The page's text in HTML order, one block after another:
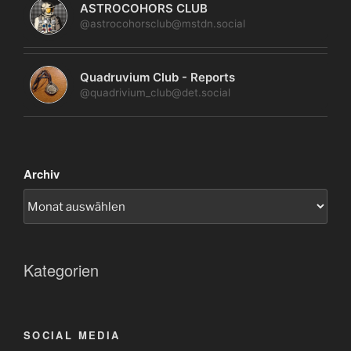
ASTROCOHORS CLUB
@astrocohorsclub@mstdn.social
Quadruvium Club - Reports
@quadrivium_club@det.social
Archiv
Kategorien
SOCIAL MEDIA